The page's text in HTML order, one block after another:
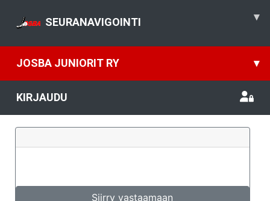
SEURANAVIGOINTI ▾
JOSBA JUNIORIT RY ▾
KIRJAUDU